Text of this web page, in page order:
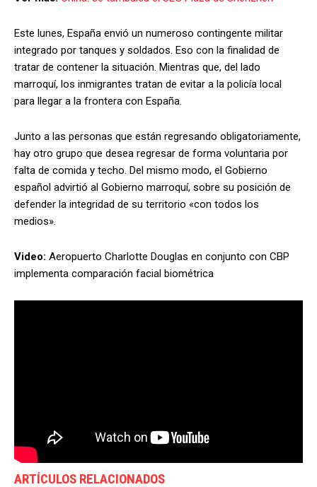
Este lunes, España envió un numeroso contingente militar
integrado por tanques y soldados. Eso con la finalidad de
tratar de contener la situación. Mientras que, del lado
marroquí, los inmigrantes tratan de evitar a la policía local
para llegar a la frontera con España.
Junto a las personas que están regresando obligatoriamente,
hay otro grupo que desea regresar de forma voluntaria por
falta de comida y techo. Del mismo modo, el Gobierno
español advirtió al Gobierno marroquí, sobre su posición de
defender la integridad de su territorio «con todos los
medios».
Video: Aeropuerto Charlotte Douglas en conjunto con CBP
implementa comparación facial biométrica
ARTÍCULOS RELACIONADOS